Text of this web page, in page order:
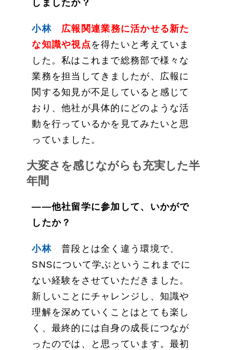
しましたか？
小林
広報関連業務に活かせる新た
な知識や視点 を得たいと考えていま
した。私はこれまで総務部で様々な
業務を担当してきましたが、広報に
関する知見が不足していると感じて
おり、他社が具体的にどのような活
動を行っているかを見てみたいと思
っていました。
大変さを感じながらも充実した半
年間
——他社留学に参加して、いかがで
したか？
小林普段とは全く違う環境で、
SNSについて学ぶというこれまでに
ない経験をさせていただきました。
新しいことにチャレンジし、知識や
理解を深めていくことはとても楽し
く、最終的には自身の成長につなが
ったのでは、と思っています。最初